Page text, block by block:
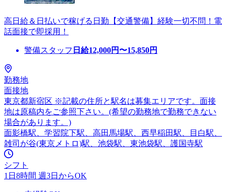
高日給＆日払いで稼げる日勤【交通警備】経験一切不問！電
話面接で即採用！
警備スタッフ 日給12,000円〜15,850円
勤務地
面接地
東京都新宿区 ※記載の住所と駅名は募集エリアです。面接
地は原稿内をご参照下さい。(希望の勤務地で勤務できない
場合があります。)
面影橋駅、学習院下駅、高田馬場駅、西早稲田駅、目白駅、
雑司が谷(東京メトロ)駅、池袋駅、東池袋駅、護国寺駅
シフト
1日8時間 週3日からOK